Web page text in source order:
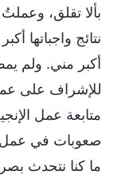
بألا تقلق،
نتائج واجباتها
أكبر مني. ولم
للإشراف على
متابعة عمل
صعوبات في عمل
ما كنا نتحدث